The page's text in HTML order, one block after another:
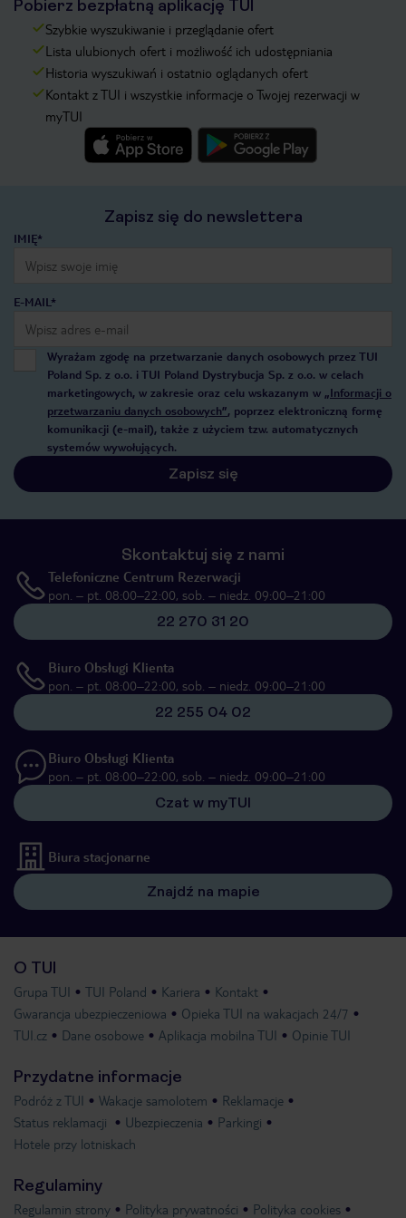
Pobierz bezpłatną aplikację TUI
Szybkie wyszukiwanie i przeglądanie ofert
Lista ulubionych ofert i możliwość ich udostępniania
Historia wyszukiwań i ostatnio oglądanych ofert
Kontakt z TUI i wszystkie informacje o Twojej rezerwacji w
myTUI
Zapisz się do newslettera
IMIĘ*
E-MAIL*
Wyrażam zgodę na przetwarzanie danych osobowych przez TUI
Poland Sp. z o.o. i TUI Poland Dystrybucja Sp. z o.o. w celach
marketingowych, w zakresie oraz celu wskazanym w „Informacji o
przetwarzaniu danych osobowych”, poprzez elektroniczną formę
komunikacji (e-mail), także z użyciem tzw. automatycznych
systemów wywołujących.
Zapisz się
Skontaktuj się z nami
Telefoniczne Centrum Rezerwacji
pon. – pt. 08:00–22:00, sob. – niedz. 09:00–21:00
22 270 31 20
Biuro Obsługi Klienta
pon. – pt. 08:00–22:00, sob. – niedz. 09:00–21:00
22 255 04 02
Biuro Obsługi Klienta
pon. – pt. 08:00–22:00, sob. – niedz. 09:00–21:00
Czat w myTUI
Biura stacjonarne
Znajdź na mapie
O TUI
Grupa TUI TUI Poland Kariera
Kontakt
Gwarancja ubezpieczeniowa
Opieka TUI na wakacjach 24/7
TUI.cz
Dane osobowe Aplikacja mobilna TUI Opinie TUI
Przydatne informacje
Podróż z TUI Wakacje samolotem
Reklamacje
Status reklamacji
Ubezpieczenia
Parkingi
Hotele przy lotniskach
Regulaminy
Regulamin strony Polityka prywatności Polityka cookies